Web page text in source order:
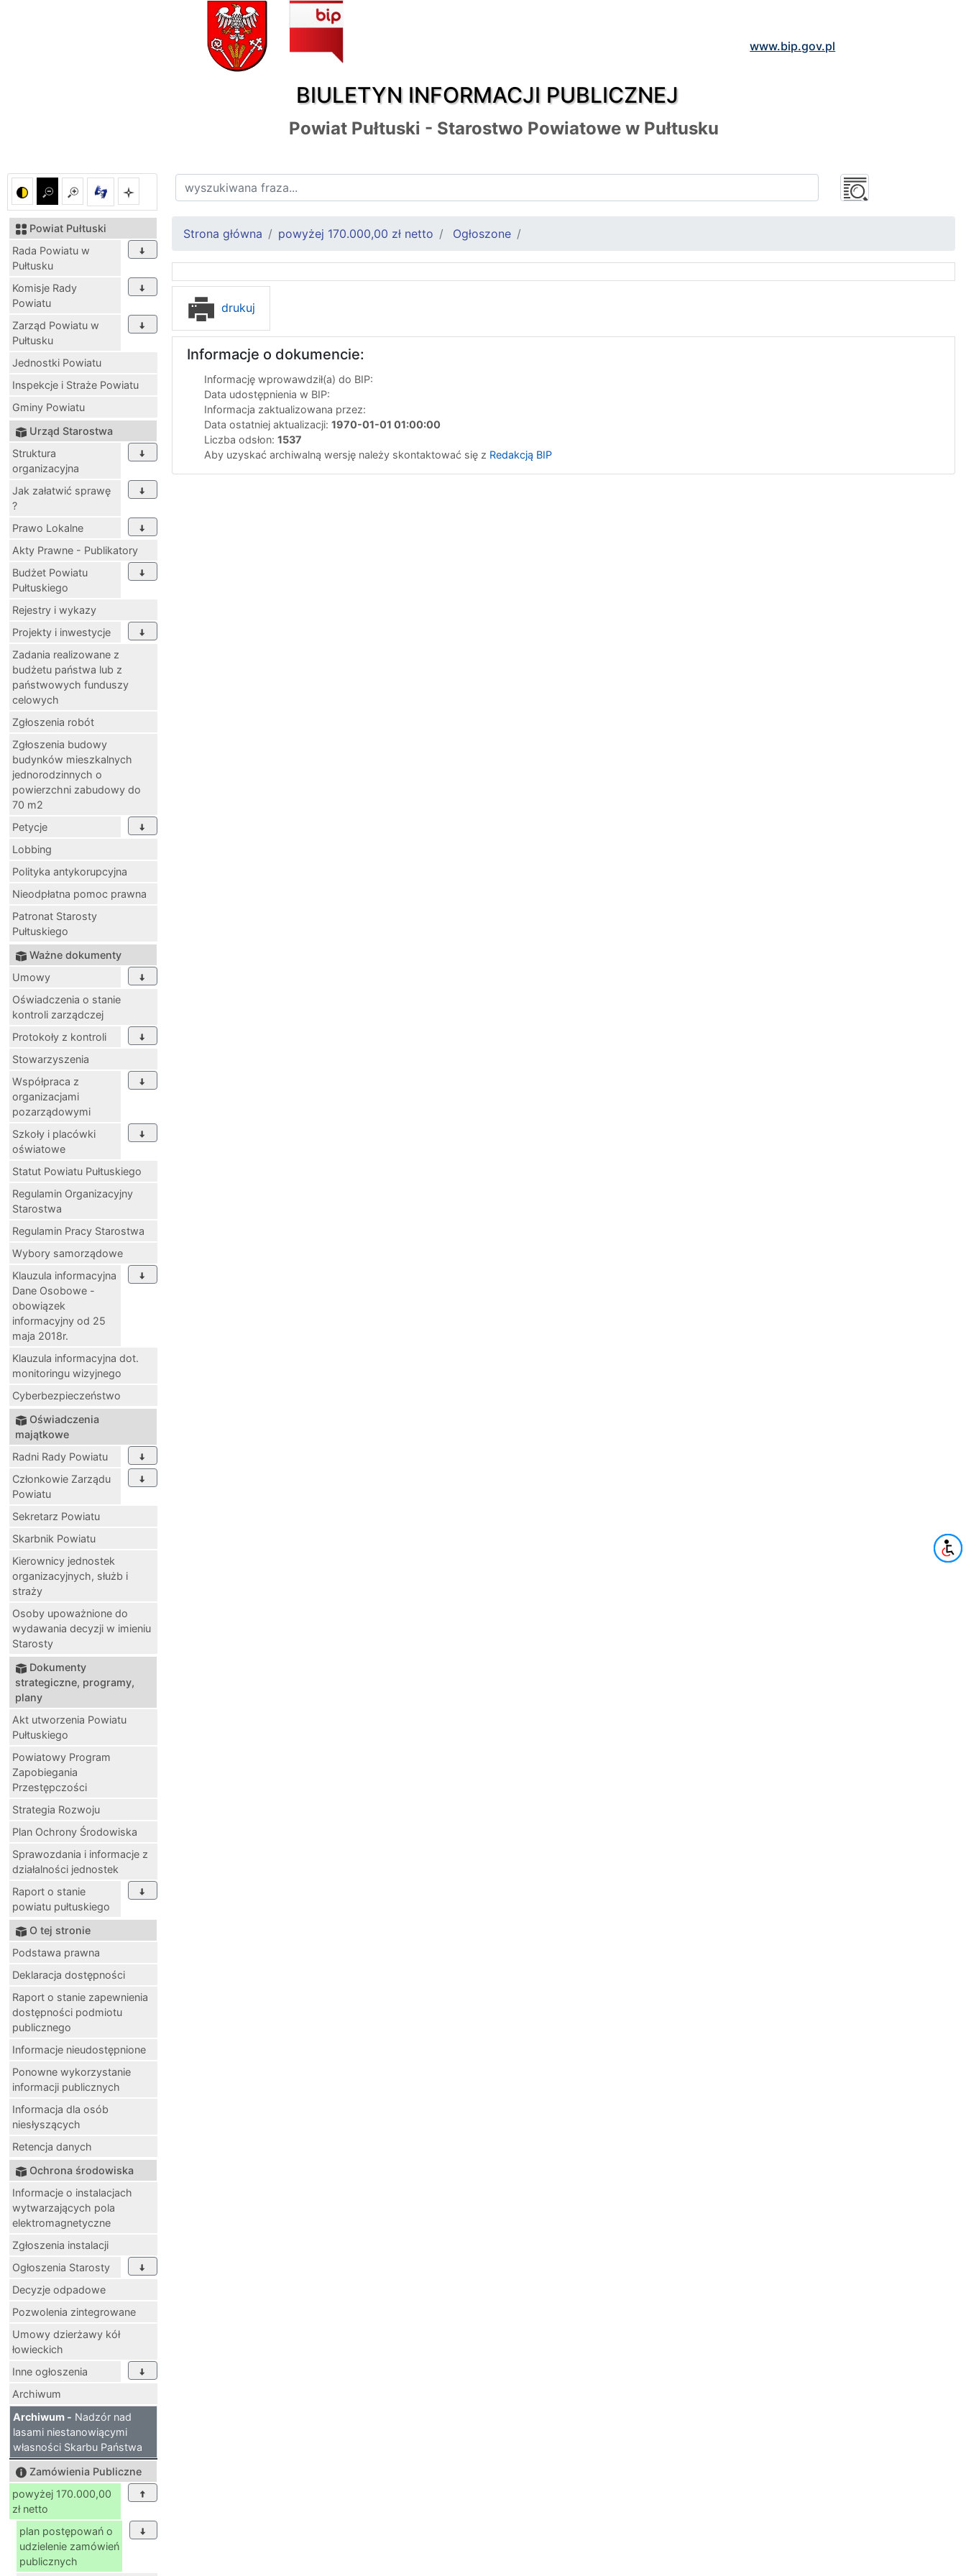
BIULETYN INFORMACJI PUBLICZNEJ
www.bip.gov.pl
Powiat Pułtuski - Starostwo Powiatowe w Pułtusku
Powiat Pułtuski
Rada Powiatu w
Pułtusku
Komisje Rady
Powiatu
Zarząd Powiatu w
Pułtusku
Jednostki Powiatu
Inspekcje i Straże Powiatu
Gminy Powiatu
Urząd Starostwa
Struktura
organizacyjna
Jak załatwić sprawę
?
Prawo Lokalne
Akty Prawne - Publikatory
Budżet Powiatu
Pułtuskiego
Rejestry i wykazy
Projekty i inwestycje
Zadania realizowane z
budżetu państwa lub z
państwowych funduszy
celowych
Zgłoszenia robót
Zgłoszenia budowy
budynków mieszkalnych
jednorodzinnych o
powierzchni zabudowy do
70 m2
Petycje
Lobbing
Polityka antykorupcyjna
Nieodpłatna pomoc prawna
Patronat Starosty
Pułtuskiego
Ważne dokumenty
Umowy
Oświadczenia o stanie
kontroli zarządczej
Protokoły z kontroli
Stowarzyszenia
Współpraca z
organizacjami
pozarządowymi
Szkoły i placówki
oświatowe
Statut Powiatu Pułtuskiego
Regulamin Organizacyjny
Starostwa
Regulamin Pracy Starostwa
Wybory samorządowe
Klauzula informacyjna
Dane Osobowe -
obowiązek
informacyjny od 25
maja 2018r.
Klauzula informacyjna dot.
monitoringu wizyjnego
Cyberbezpieczeństwo
Oświadczenia
majątkowe
Radni Rady Powiatu
Członkowie Zarządu
Powiatu
Sekretarz Powiatu
Skarbnik Powiatu
Kierownicy jednostek
organizacyjnych, służb i
straży
Osoby upoważnione do
wydawania decyzji w imieniu
Starosty
Dokumenty
strategiczne, programy,
plany
Akt utworzenia Powiatu
Pułtuskiego
Powiatowy Program
Zapobiegania
Przestępczości
Strategia Rozwoju
Plan Ochrony Środowiska
Sprawozdania i informacje z
działalności jednostek
Raport o stanie
powiatu pułtuskiego
O tej stronie
Podstawa prawna
Deklaracja dostępności
Raport o stanie zapewnienia
dostępności podmiotu
publicznego
Informacje nieudostępnione
Ponowne wykorzystanie
informacji publicznych
Informacja dla osób
niesłyszących
Retencja danych
Ochrona środowiska
Informacje o instalacjach
wytwarzających pola
elektromagnetyczne
Zgłoszenia instalacji
Ogłoszenia Starosty
Decyzje odpadowe
Pozwolenia zintegrowane
Umowy dzierżawy kół
łowieckich
Inne ogłoszenia
Archiwum
Archiwum - Nadzór nad
lasami niestanowiącymi
własności Skarbu Państwa
Zamówienia Publiczne
powyżej 170.000,00
zł netto
plan postępowań o
udzielenie zamówień
publicznych
Strona główna powyżej 170.000,00 zł netto Ogłoszone
drukuj
Informacje o dokumencie:
Informację wprowawdził(a) do BIP:
Data udostępnienia w BIP:
Informacja zaktualizowana przez:
Data ostatniej aktualizacji: 1970-01-01 01:00:00
Liczba odsłon: 1537
Aby uzyskać archiwalną wersję należy skontaktować się z Redakcją BIP